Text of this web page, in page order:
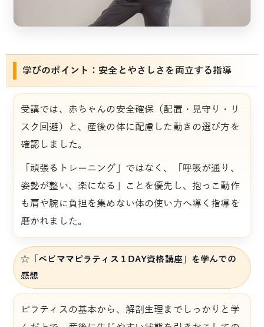
学びのポイント：安全とやさしさを両立する指導
受講では、赤ちゃんの安全確保（配置・見守り・リ
スク回避）と、産後の体に配慮した動きの選び方を
確認しました。
「頑張るトレーニング」ではなく、「呼吸が通り、
姿勢が整い、楽になる」ことを優先し、抱っこ動作
も肩や腕に負担を集めない体の使い方へ導く指導を
磨かれました。
☆「ベビママピラティス１DAY資格講座」を学んでの
感想
ピラティスの基本から、解剖生理までしっかりと学